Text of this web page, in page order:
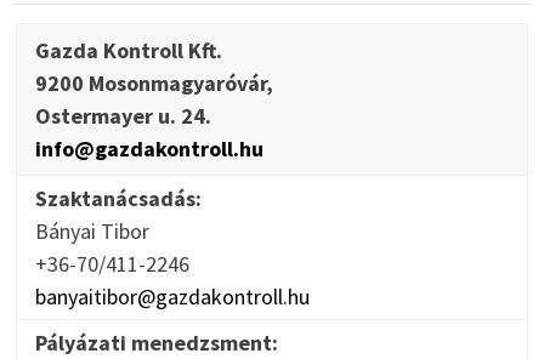
Gazda Kontroll Kft.
9200 Mosonmagyaróvár,
Ostermayer u. 24.
info@gazdakontroll.hu
Szaktanácsadás:
Bányai Tibor
+36-70/411-2246
banyaitibor@gazdakontroll.hu
Pályázati menedzsment: